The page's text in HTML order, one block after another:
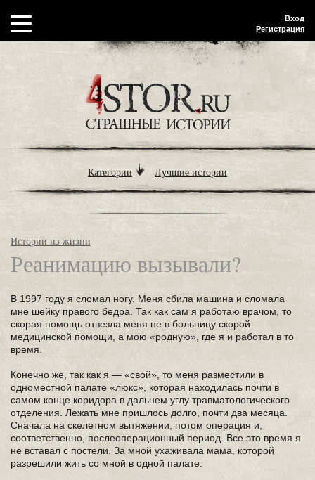
Вход
Регистрация
Категории Лучшие истории
Истории из жизни
Реанимацию вызывали?
В 1997 году я сломал ногу. Меня сбила машина и сломала
мне шейку правого бедра. Так как сам я работаю врачом, то
скорая помощь отвезла меня не в больницу скорой
медицинской помощи, а мою «родную», где я и работал в то
время.
Конечно же, так как я — «свой», то меня разместили в
одноместной палате «люкс», которая находилась почти в
самом конце коридора в дальнем углу травматологического
отделения. Лежать мне пришлось долго, почти два месяца.
Сначала на скелетном вытяжении, потом операция и,
соответственно, послеоперационный период. Все это время я
не вставал с постели. За мной ухаживала мама, которой
разрешили жить со мной в одной палате.